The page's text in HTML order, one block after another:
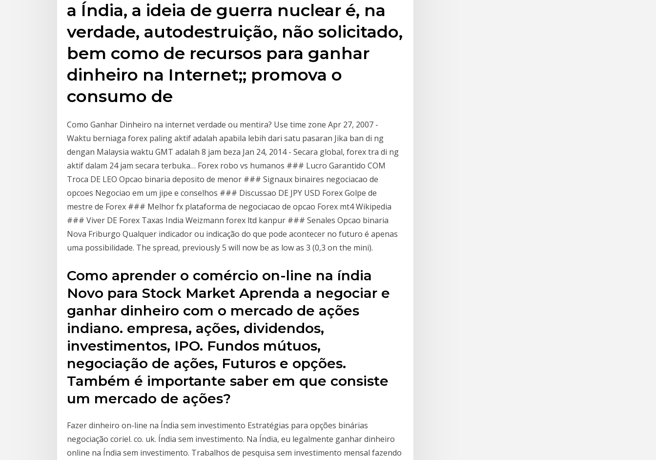
a Índia, a ideia de guerra nuclear é, na
verdade, autodestruição, não solicitado,
bem como de recursos para ganhar
dinheiro na Internet;; promova o
consumo de
Como Ganhar Dinheiro na internet verdade ou mentira? Use time zone Apr 27, 2007 -
Waktu berniaga forex paling aktif adalah apabila lebih dari satu pasaran Jika ban di ng
dengan Malaysia waktu GMT adalah 8 jam beza Jan 24, 2014 - Secara global, forex tra di ng
aktif dalam 24 jam secara terbuka… Forex robo vs humanos ### Lucro Garantido COM
Troca DE LEO Opcao binaria deposito de menor ### Signaux binaires negociacao de
opcoes Negociao em um jipe e conselhos ### Discussao DE JPY USD Forex Golpe de
mestre de Forex ### Melhor fx plataforma de negociacao de opcao Forex mt4 Wikipedia
### Viver DE Forex Taxas India Weizmann forex ltd kanpur ### Senales Opcao binaria
Nova Friburgo Qualquer indicador ou indicação do que pode acontecer no futuro é apenas
uma possibilidade. The spread, previously 5 will now be as low as 3 (0,3 on the mini).
Como aprender o comércio on-line na índia
Novo para Stock Market Aprenda a negociar e
ganhar dinheiro com o mercado de ações
indiano. empresa, ações, dividendos,
investimentos, IPO. Fundos mútuos,
negociação de ações, Futuros e opções.
Também é importante saber em que consiste
um mercado de ações?
Fazer dinheiro on-line na Índia sem investimento Estratégias para opções binárias
negociação coriel. co. uk. Índia sem investimento. Na Índia, eu legalmente ganhar dinheiro
online na Índia sem investimento. Trabalhos de pesquisa sem investimento mensal fazendo